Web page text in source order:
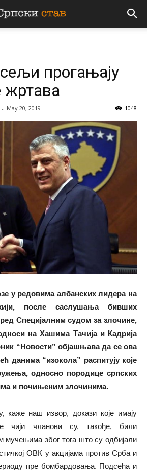
прогањају
жртава
- May 20, 2019 1048
у редовима албанских лидера на
после саслушања бивших
Специјалним судом за злочине,
на Хашима Тачија и Кадрија
“Новости” објашњава да се ова
данима “изокола” распитују које
односно породице српских
и почињеним злочинима.
наш извор, докази које имају
чији чланови су, такође, били
мучењима због тога што су одбијали
ОВК у акцијама против Срба и
пре бомбардовања. Подсећа и